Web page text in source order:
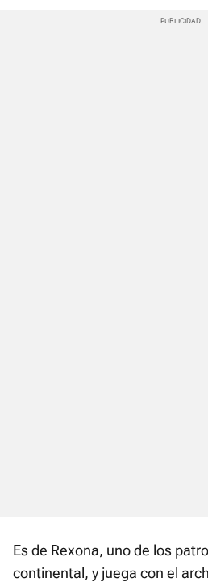
Es de Rexona, uno de los
continental, y juega con el